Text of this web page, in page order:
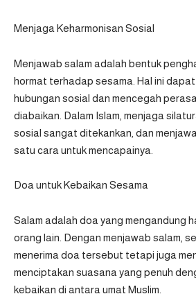
Menjaga Keharmonisan Sosial
Menjawab salam adalah bentuk
hormat terhadap sesama. Hal ini
hubungan sosial dan mencegah
diabaikan. Dalam Islam, menjaga
sosial sangat ditekankan, dan
satu cara untuk mencapainya.
Doa untuk Kebaikan Sesama
Salam adalah doa yang mengandung
orang lain. Dengan menjawab salam,
menerima doa tersebut tetapi juga
menciptakan suasana yang penuh
kebaikan di antara umat Muslim.